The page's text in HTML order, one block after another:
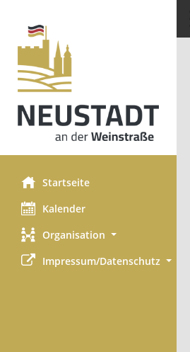
Startseite
Kalender
Organisation
Impressum/Datenschutz